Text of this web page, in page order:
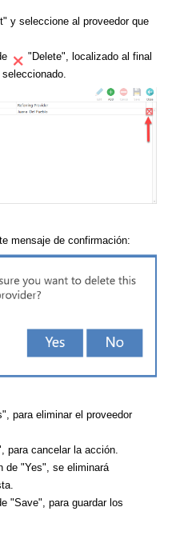
y seleccione al proveedor que
"Delete", localizado al final
mensaje de confirmación:
para eliminar el proveedor
para cancelar la acción.
de "Yes", se eliminará
"Save", para guardar los